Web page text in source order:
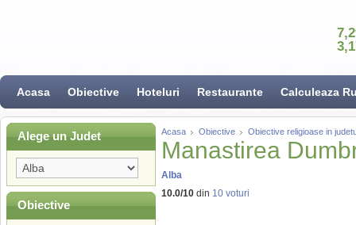
Acasa Obiective Hoteluri Restaurante Calculeaza
Alege un Judet
Obiective
Acasa Obiective Obiective religioase in
Manastirea
Alba
10.0/10 din 10 voturi